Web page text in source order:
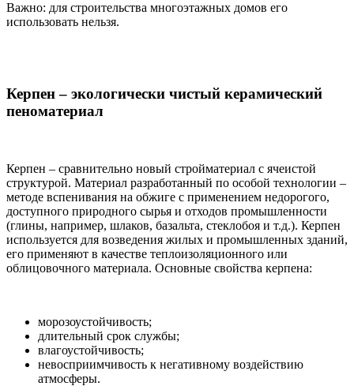
Важно: для строительства многоэтажных домов его
использовать нельзя.
Керпен – экологически чистый керамический
пеноматериал
Керпен – сравнительно новый стройматериал с ячеистой
структурой. Материал разработанный по особой технологии –
методе вспенивания на обжиге с применением недорогого,
доступного природного сырья и отходов промышленности
(глины, например, шлаков, базальта, стеклобоя и т.д.). Керпен
используется для возведения жилых и промышленных зданий,
его применяют в качестве теплоизоляционного или
облицовочного материала. Основные свойства керпена:
морозоустойчивость;
длительный срок службы;
влагоустойчивость;
невосприимчивость к негативному воздействию
атмосферы.